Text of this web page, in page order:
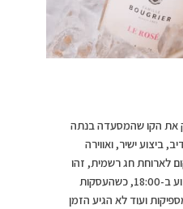
את הקו שהמסעדה בנתה
ביצוע ישיר, ואווירה
לארוחת חג רשמית, זהו
המקום שאתם צריכים אחת לשבוע ב-18:00, כשהעסקות
ועוד לא הגיע הזמן